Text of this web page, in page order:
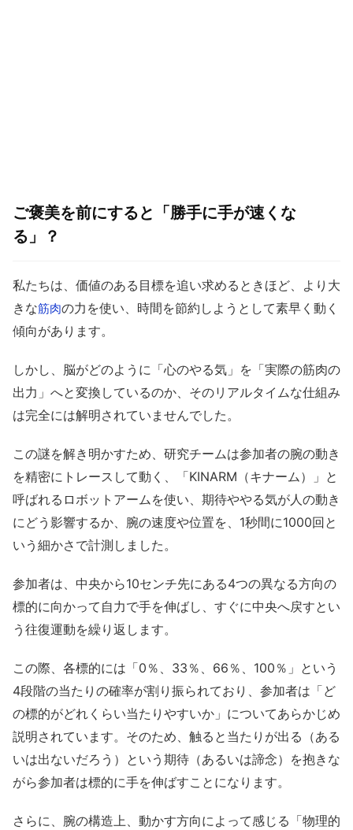
ご褒美を前にすると「勝手に手が速くな
る」？
私たちは、価値のある目標を追い求めるときほど、より大
きな筋肉の力を使い、時間を節約しようとして素早く動く
傾向があります。
しかし、脳がどのように「心のやる気」を「実際の筋肉の
出力」へと変換しているのか、そのリアルタイムな仕組み
は完全には解明されていませんでした。
この謎を解き明かすため、研究チームは参加者の腕の動き
を精密にトレースして動く、「KINARM（キナーム）」と
呼ばれるロボットアームを使い、期待ややる気が人の動き
にどう影響するか、腕の速度や位置を、1秒間に1000回と
いう細かさで計測しました。
参加者は、中央から10センチ先にある4つの異なる方向の
標的に向かって自力で手を伸ばし、すぐに中央へ戻すとい
う往復運動を繰り返します。
この際、各標的には「0％、33％、66％、100％」という
4段階の当たりの確率が割り振られており、参加者は「ど
の標的がどれくらい当たりやすいか」についてあらかじめ
説明されています。そのため、触ると当たりが出る（ある
いは出ないだろう）という期待（あるいは諦念）を抱きな
がら参加者は標的に手を伸ばすことになります。
さらに、腕の構造上、動かす方向によって感じる「物理的